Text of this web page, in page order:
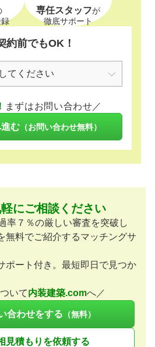
専任スタッフが
徹底サポート
約前でもOK！
まずはお問い合わせ／
む （お問い合わせ無料）
にご相談ください
率７％の厳しい審査を突破し
無料でご紹介するマッチングサ
ポート付き。最短即日で見つか
いて内装建築.comへ／
合わせをする （無料）
見積もりを依頼する